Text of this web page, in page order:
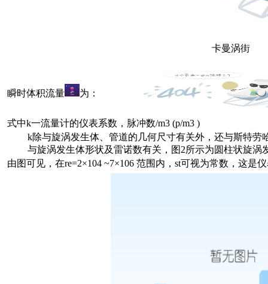
卡曼涡街
瞬时体积流量 为：
式中k一流量计的仪表系数，脉冲数/m3 (p/m3 )
k除与旋涡发生体、管道的几何尺寸有关外，还与斯特
与旋涡发生体形状及雷诺数有关，图2所示为圆柱状旋
由图可见，在re=2×104 ~7×106 范围内，st可视为常数，这是